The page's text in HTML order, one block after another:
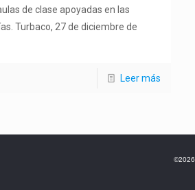
de clase apoyadas en las
Turbaco, 27 de diciembre de
Leer más
©2026